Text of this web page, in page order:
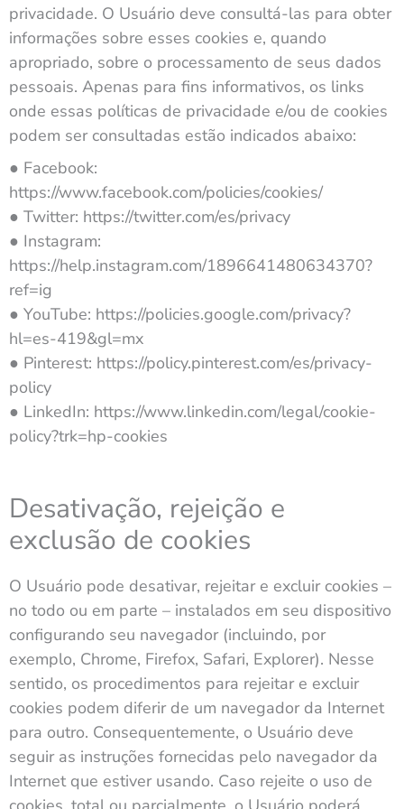
privacidade. O Usuário deve consultá-las para obter
informações sobre esses cookies e, quando
apropriado, sobre o processamento de seus dados
pessoais. Apenas para fins informativos, os links
onde essas políticas de privacidade e/ou de cookies
podem ser consultadas estão indicados abaixo:
● Facebook:
https://www.facebook.com/policies/cookies/
● Twitter: https://twitter.com/es/privacy
● Instagram:
https://help.instagram.com/1896641480634370?
ref=ig
● YouTube: https://policies.google.com/privacy?
hl=es-419&gl=mx
● Pinterest: https://policy.pinterest.com/es/privacy-
policy
● LinkedIn: https://www.linkedin.com/legal/cookie-
policy?trk=hp-cookies
Desativação, rejeição e
exclusão de cookies
O Usuário pode desativar, rejeitar e excluir cookies –
no todo ou em parte – instalados em seu dispositivo
configurando seu navegador (incluindo, por
exemplo, Chrome, Firefox, Safari, Explorer). Nesse
sentido, os procedimentos para rejeitar e excluir
cookies podem diferir de um navegador da Internet
para outro. Consequentemente, o Usuário deve
seguir as instruções fornecidas pelo navegador da
Internet que estiver usando. Caso rejeite o uso de